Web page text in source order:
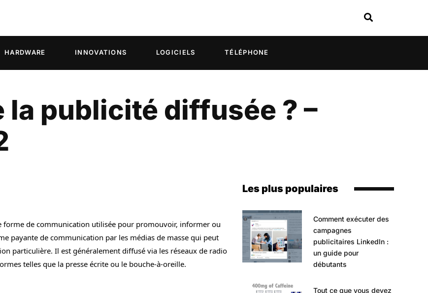
HARDWARE INNOVATIONS LOGICIELS TÉLÉPHONE
la publicité diffusée ? –
forme de communication utilisée pour promouvoir, informer ou
payante de communication par les médias de masse qui peut
particulière. Il est généralement diffusé via les réseaux de radio
telles que la presse écrite ou le bouche-à-oreille.
Les plus populaires
Comment exécuter des
campagnes
publicitaires LinkedIn :
un guide pour
débutants
Tout ce que vous devez